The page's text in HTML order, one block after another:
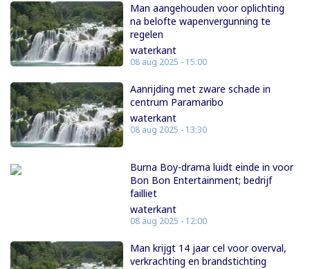
Man aangehouden voor oplichting
na belofte wapenvergunning te
regelen
waterkant
08 aug 2025 - 15:00
Aanrijding met zware schade in
centrum Paramaribo
waterkant
08 aug 2025 - 13:30
Burna Boy-drama luidt einde in voor
Bon Bon Entertainment; bedrijf
failliet
waterkant
08 aug 2025 - 12:00
Man krijgt 14 jaar cel voor overval,
verkrachting en brandstichting